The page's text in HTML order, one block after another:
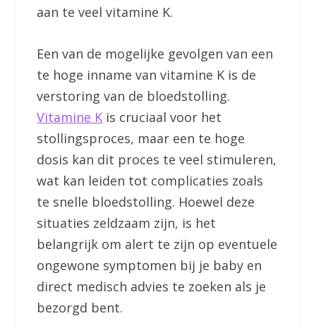
aan te veel vitamine K.
Een van de mogelijke gevolgen van een
te hoge inname van vitamine K is de
verstoring van de bloedstolling.
Vitamine K is cruciaal voor het
stollingsproces, maar een te hoge
dosis kan dit proces te veel stimuleren,
wat kan leiden tot complicaties zoals
te snelle bloedstolling. Hoewel deze
situaties zeldzaam zijn, is het
belangrijk om alert te zijn op eventuele
ongewone symptomen bij je baby en
direct medisch advies te zoeken als je
bezorgd bent.